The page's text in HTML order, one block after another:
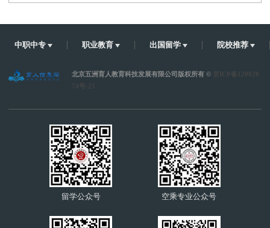
中职中专 职业教育 出国留学 院校推荐
北京五洲育人教育科技发展有限公司版权所有 © 京ICP备120020
74号-25
空乘专业公众号
留学公众号